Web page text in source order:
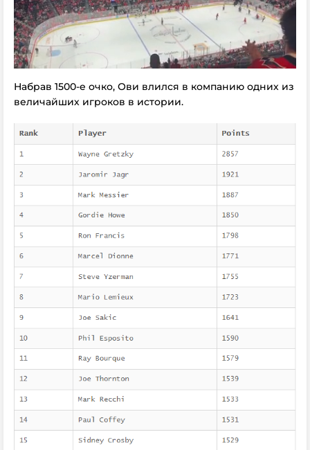
Набрав 1500-е очко, Ови влился в компанию одних из
величайших игроков в истории.